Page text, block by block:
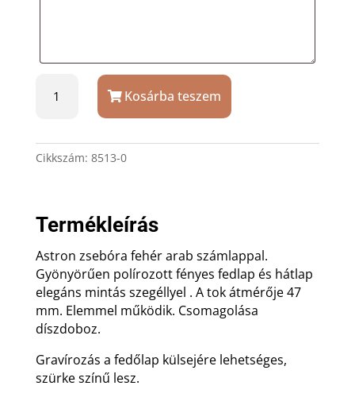
ezüstszín
mintás
Kosárba teszem
Cikkszám: 8513-0
Termékleírás
Astron zsebóra fehér arab számlappal.
Gyönyörűen polírozott fényes fedlap és hátlap
elegáns mintás szegéllyel . A tok átmérője 47
mm. Elemmel működik. Csomagolása
díszdoboz.
Gravírozás a fedőlap külsejére lehetséges,
szürke színű lesz.